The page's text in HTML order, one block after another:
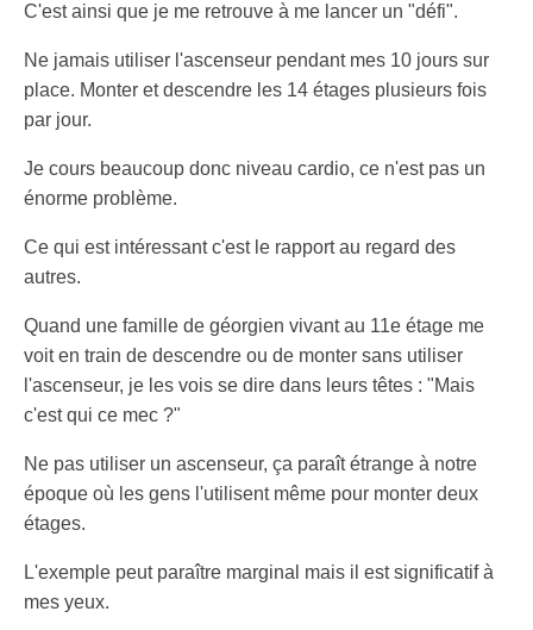
C'est ainsi que je me retrouve à me lancer un "défi".
Ne jamais utiliser l'ascenseur pendant mes 10 jours sur
place. Monter et descendre les 14 étages plusieurs fois
par jour.
Je cours beaucoup donc niveau cardio, ce n'est pas un
énorme problème.
Ce qui est intéressant c'est le rapport au regard des
autres.
Quand une famille de géorgien vivant au 11e étage me
voit en train de descendre ou de monter sans utiliser
l'ascenseur, je les vois se dire dans leurs têtes : "Mais
c'est qui ce mec ?"
Ne pas utiliser un ascenseur, ça paraît étrange à notre
époque où les gens l'utilisent même pour monter deux
étages.
L'exemple peut paraître marginal mais il est significatif à
mes yeux.